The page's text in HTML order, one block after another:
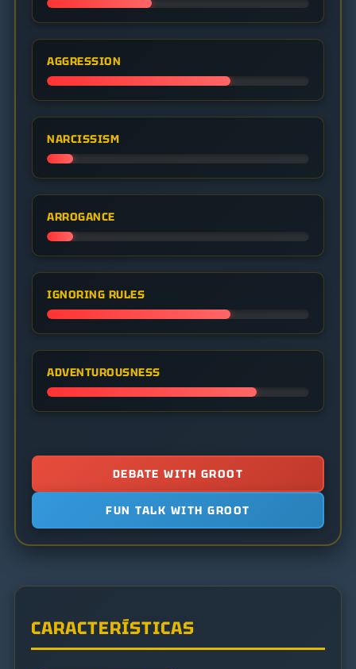
AGGRESSION
NARCISSISM
ARROGANCE
IGNORING RULES
ADVENTUROUSNESS
DEBATE WITH GROOT
FUN TALK WITH GROOT
CARACTERÍSTICAS